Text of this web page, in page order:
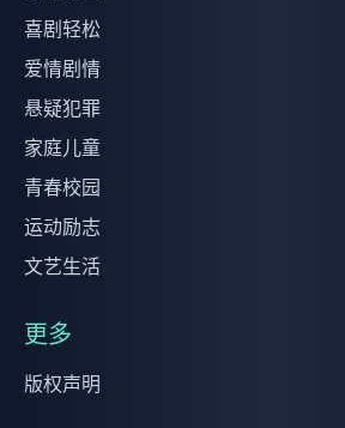
喜剧轻松
爱情剧情
悬疑犯罪
家庭儿童
青春校园
运动励志
文艺生活
更多
版权声明